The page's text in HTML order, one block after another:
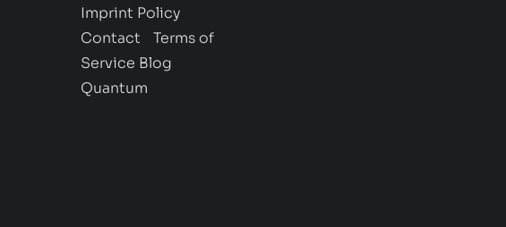
Imprint Policy
Contact
Terms of
Service Blog
Quantum